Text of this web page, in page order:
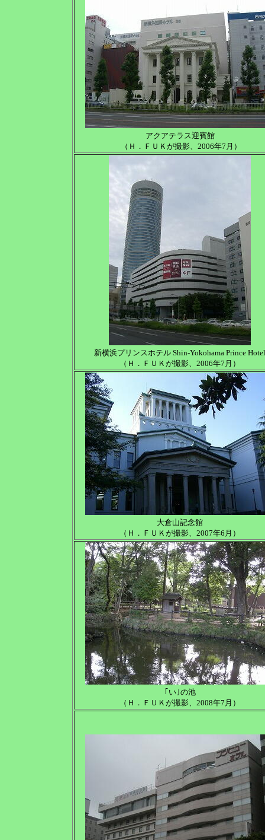
アクアテラス迎賓館
（Ｈ．ＦＵＫが撮影、2006年7月）
新横浜プリンスホテル Shin-Yokohama Prince Hotel
（Ｈ．ＦＵＫが撮影、2006年7月）
大倉山記念館
（Ｈ．ＦＵＫが撮影、2007年6月）
｢い｣の池
（Ｈ．ＦＵＫが撮影、2008年7月）